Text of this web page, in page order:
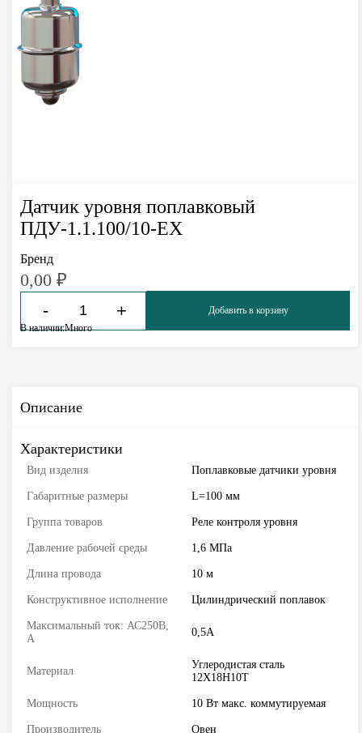
Датчик уровня поплавковый
ПДУ-1.1.100/10-ЕХ
Бренд
0,00 ₽
-
+
Добавить в корзину
В наличии:Много
Описание
Характеристики
Вид изделия Поплавковые датчики уровня
Габаритные размеры L=100 мм
Группа товаров Реле контроля уровня
Давление рабочей среды 1,6 МПа
Длина провода 10 м
Конструктивное исполнение Цилиндрический поплавок
Максимальный ток: АС250В,
А
0,5А
Материал
Углеродистая сталь
12Х18Н10Т
Мощность 10 Вт макс. коммутируемая
Производитель Овен